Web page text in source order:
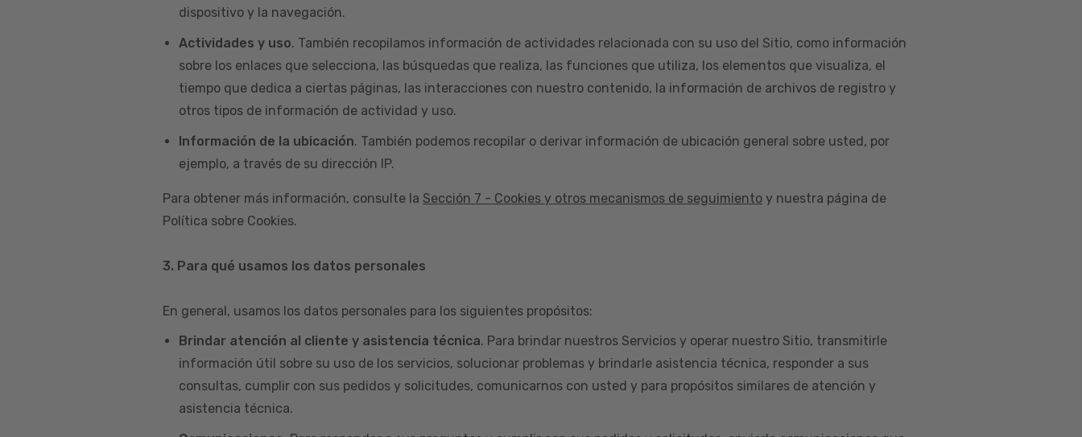
dispositivo y la navegación.
Actividades y uso. También recopilamos información de actividades relacionada con su uso del Sitio, como información
sobre los enlaces que selecciona, las búsquedas que realiza, las funciones que utiliza, los elementos que visualiza, el
tiempo que dedica a ciertas páginas, las interacciones con nuestro contenido, la información de archivos de registro y
otros tipos de información de actividad y uso.
Información de la ubicación. También podemos recopilar o derivar información de ubicación general sobre usted, por
ejemplo, a través de su dirección IP.
Para obtener más información, consulte la Sección 7 - Cookies y otros mecanismos de seguimiento y nuestra página de
Política sobre Cookies.
3. Para qué usamos los datos personales
En general, usamos los datos personales para los siguientes propósitos:
Brindar atención al cliente y asistencia técnica. Para brindar nuestros Servicios y operar nuestro Sitio, transmitirle
información útil sobre su uso de los servicios, solucionar problemas y brindarle asistencia técnica, responder a sus
consultas, cumplir con sus pedidos y solicitudes, comunicarnos con usted y para propósitos similares de atención y
asistencia técnica.